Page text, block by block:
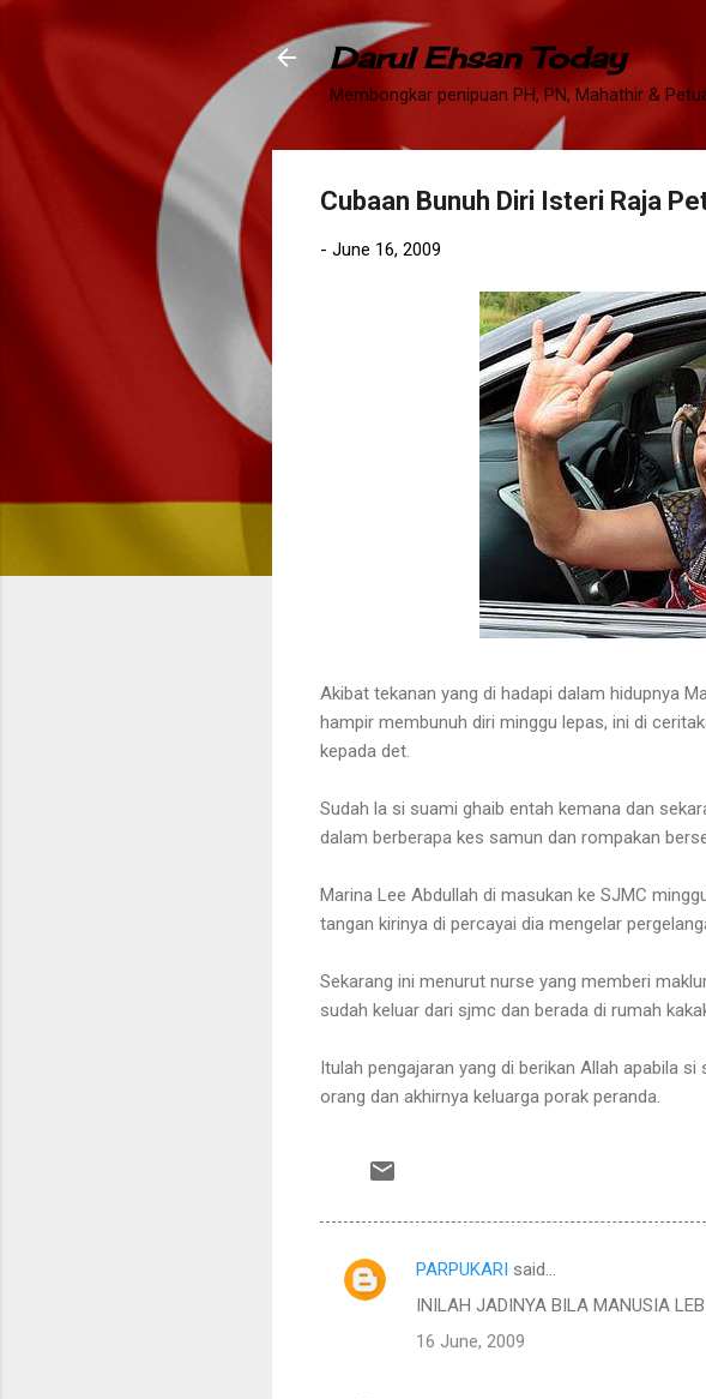
Darul Ehsan Today
Membongkar penipuan PH, PN, Mahathir &
Cubaan Bunuh Diri Isteri Raja
- June 16, 2009
Akibat tekanan yang di hadapi dalam hidupnya
hampir membunuh diri minggu lepas, ini di
kepada det.
Sudah la si suami ghaib entah kemana dan
dalam berberapa kes samun dan rompakan
Marina Lee Abdullah di masukan ke SJMC
tangan kirinya di percayai dia mengelar
Sekarang ini menurut nurse yang memberi
sudah keluar dari sjmc dan berada di rumah
Itulah pengajaran yang di berikan Allah apabila
orang dan akhirnya keluarga porak peranda.
C
PARPUKARI said…
INILAH JADINYA BILA MANUSIA
16 June, 2009